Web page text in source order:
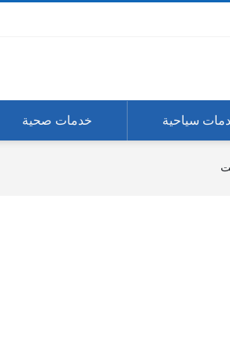
سياحية خدمات صحية